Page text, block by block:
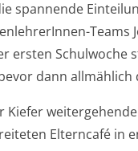
spannende
ersten Schulwoche
dann
Kiefer
Elterncafé in